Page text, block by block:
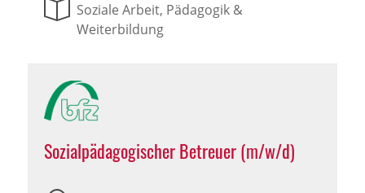
Soziale Arbeit, Pädagogik &
Weiterbildung
Sozialpädagogischer Betreuer (m/w/d)